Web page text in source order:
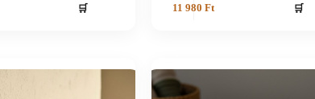
🛒 11 980Ft 🛒